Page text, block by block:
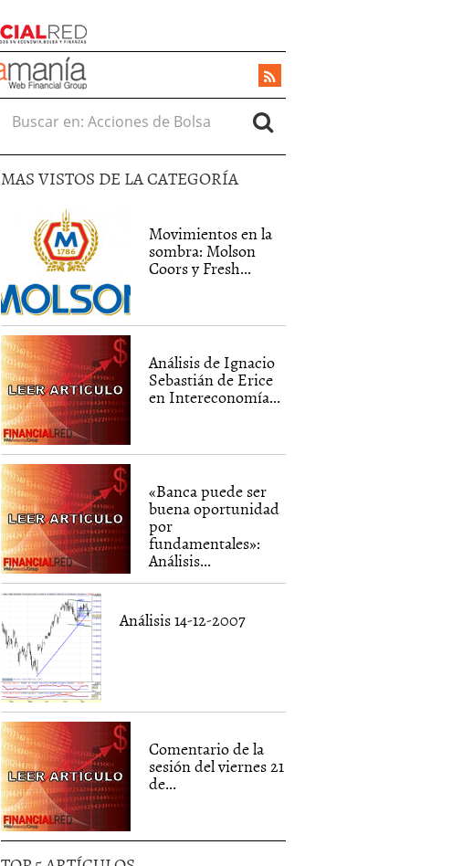
Buscar en:
MAS VISTOS DE LA CATEGORÍA
Movimientos en la
sombra: Molson
Coors y Fresh...
Análisis de Ignacio
Sebastián de Erice
en Intereconomía...
«Banca puede ser
buena oportunidad
por
fundamentales»:
Análisis...
Análisis 14-12-2007
Comentario de la
sesión del viernes 21
de...